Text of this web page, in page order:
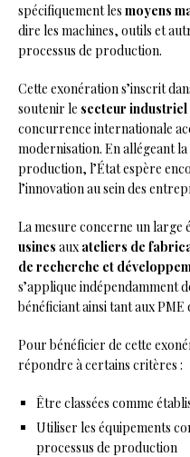
spécifiquement les moyens
dire les machines, outils et
processus de production.
Cette exonération s’inscrit
soutenir le secteur
concurrence internationale
modernisation. En allégeant
production, l’État espère
l’innovation au sein des
La mesure concerne un large
usines aux ateliers de
de recherche et
s’applique indépendamment
bénéficiant ainsi tant aux
Pour bénéficier de cette
répondre à certains critères :
Être classées comme
Utiliser les équipements
processus de production